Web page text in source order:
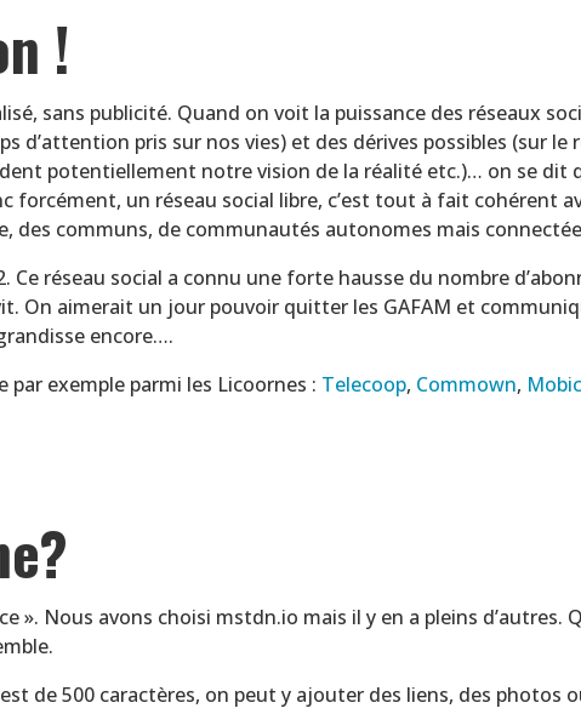
!
sans publicité. Quand on voit la puissance des réseaux
pris sur nos vies) et des dérives possibles (sur le
potentiellement notre vision de la réalité etc.)… on se dit
forcément, un réseau social libre, c’est tout à fait cohérent
des communs, de communautés autonomes mais
réseau social a connu une forte hausse du nombre
On aimerait un jour pouvoir quitter les GAFAM et
encore….
exemple parmi les Licoornes : Telecoop, Commown,
». Nous avons choisi mstdn.io mais il y en a pleins d’autres.
de 500 caractères, on peut y ajouter des liens, des photos